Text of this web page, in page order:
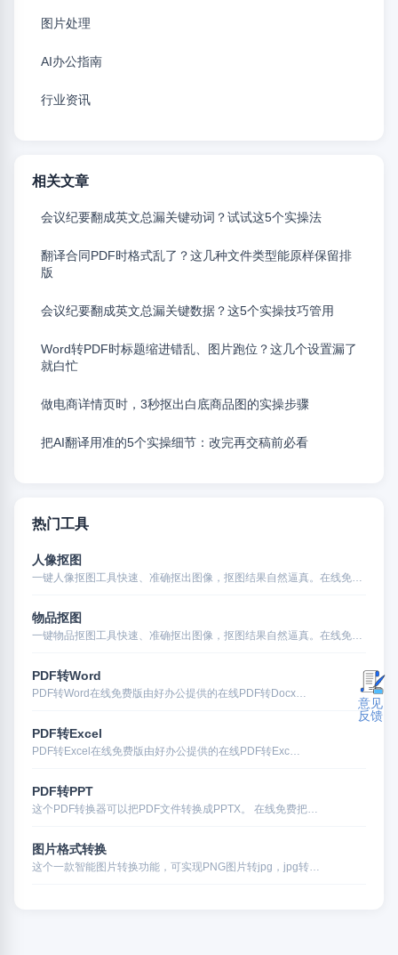
图片处理
AI办公指南
行业资讯
相关文章
会议纪要翻成英文总漏关键动词？试试这5个实操法
翻译合同PDF时格式乱了？这几种文件类型能原样保留排
版
会议纪要翻成英文总漏关键数据？这5个实操技巧管用
Word转PDF时标题缩进错乱、图片跑位？这几个设置漏了
就白忙
做电商详情页时，3秒抠出白底商品图的实操步骤
把AI翻译用准的5个实操细节：改完再交稿前必看
热门工具
人像抠图
一键人像抠图工具快速、准确抠出图像，抠图结果自然逼真。在线免…
物品抠图
一键物品抠图工具快速、准确抠出图像，抠图结果自然逼真。在线免…
PDF转Word
PDF转Word在线免费版由好办公提供的在线PDF转Docx…
PDF转Excel
PDF转Excel在线免费版由好办公提供的在线PDF转Exc…
PDF转PPT
这个PDF转换器可以把PDF文件转换成PPTX。 在线免费把…
图片格式转换
这个一款智能图片转换功能，可实现PNG图片转jpg，jpg转…
意见
反馈